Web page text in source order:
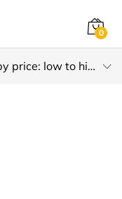
0
Sort by price: low to high